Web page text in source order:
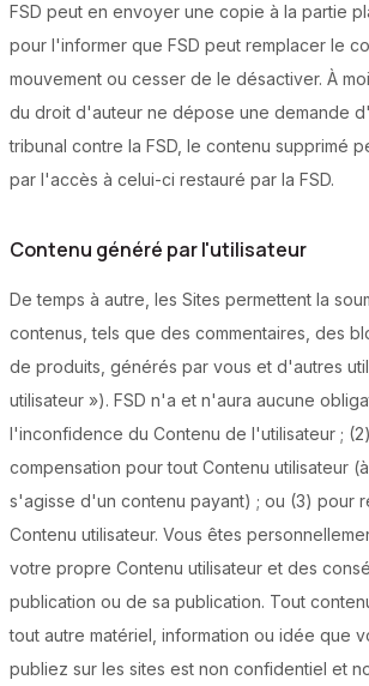
FSD peut en envoyer une copie à la partie
pour l'informer que FSD peut remplacer le
mouvement ou cesser de le désactiver. À
du droit d'auteur ne dépose une demande
tribunal contre la FSD, le contenu supprimé
par l'accès à celui-ci restauré par la FSD.
Contenu généré par l'utilisateur
De temps à autre, les Sites permettent la
contenus, tels que des commentaires, des
de produits, générés par vous et d'autres
utilisateur »). FSD n'a et n'aura aucune
l'inconfidence du Contenu de l'utilisateur ;
compensation pour tout Contenu utilisateur
s'agisse d'un contenu payant) ; ou (3) pour
Contenu utilisateur. Vous êtes
votre propre Contenu utilisateur et des
publication ou de sa publication. Tout
tout autre matériel, information ou idée que
publiez sur les sites est non confidentiel et